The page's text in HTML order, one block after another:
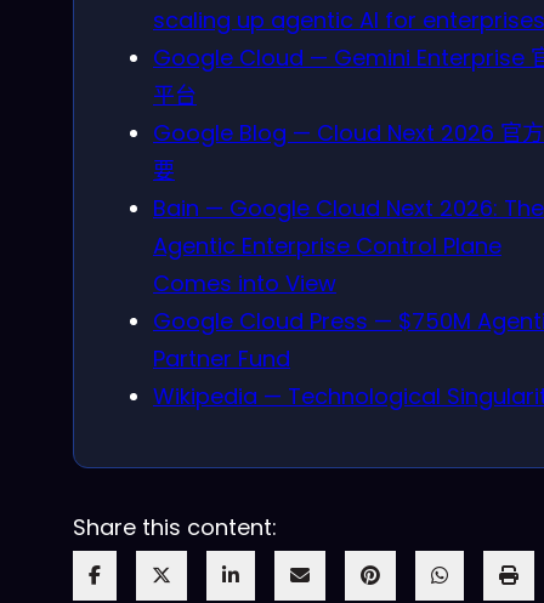
scaling up agentic AI for enterprises
Google Cloud — Gemini Enterprise
平台
Google Blog — Cloud Next 2026 官
要
Bain — Google Cloud Next 2026: The
Agentic Enterprise Control Plane
Comes into View
Google Cloud Press — $750M
Partner Fund
Wikipedia — Technological
Share this content: